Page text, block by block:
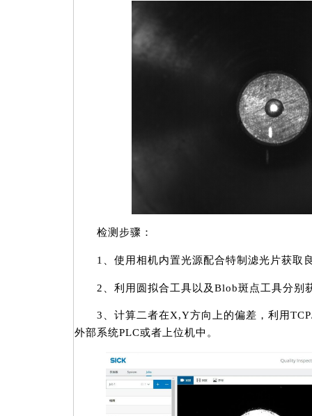
检测步骤：
1、使用相机内置光源配合特制滤光片获取
2、利用圆拟合工具以及Blob斑点工具分别
3、计算二者在X,Y方向上的偏差，利用
外部系统PLC或者上位机中。